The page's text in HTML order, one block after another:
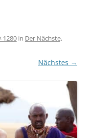
1280 in Der Nächste,
Nächstes →